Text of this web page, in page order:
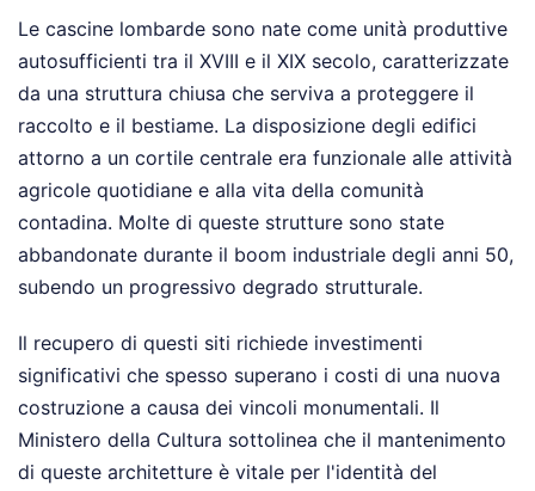
Le cascine lombarde sono nate come unità produttive
autosufficienti tra il XVIII e il XIX secolo, caratterizzate
da una struttura chiusa che serviva a proteggere il
raccolto e il bestiame. La disposizione degli edifici
attorno a un cortile centrale era funzionale alle attività
agricole quotidiane e alla vita della comunità
contadina. Molte di queste strutture sono state
abbandonate durante il boom industriale degli anni 50,
subendo un progressivo degrado strutturale.
Il recupero di questi siti richiede investimenti
significativi che spesso superano i costi di una nuova
costruzione a causa dei vincoli monumentali. Il
Ministero della Cultura sottolinea che il mantenimento
di queste architetture è vitale per l'identità del